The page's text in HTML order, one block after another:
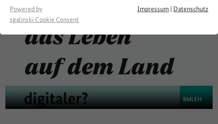
Powered by
sgalinski Cookie Consent
Impressum | Datenschutz
BMLEH